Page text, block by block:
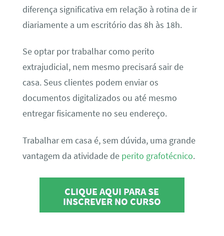
diferença significativa em relação à rotina de ir
diariamente a um escritório das 8h às 18h.
Se optar por trabalhar como perito
extrajudicial, nem mesmo precisará sair de
casa. Seus clientes podem enviar os
documentos digitalizados ou até mesmo
entregar fisicamente no seu endereço.
Trabalhar em casa é, sem dúvida, uma grande
vantagem da atividade de perito grafotécnico.
CLIQUE AQUI PARA SE
INSCREVER NO CURSO